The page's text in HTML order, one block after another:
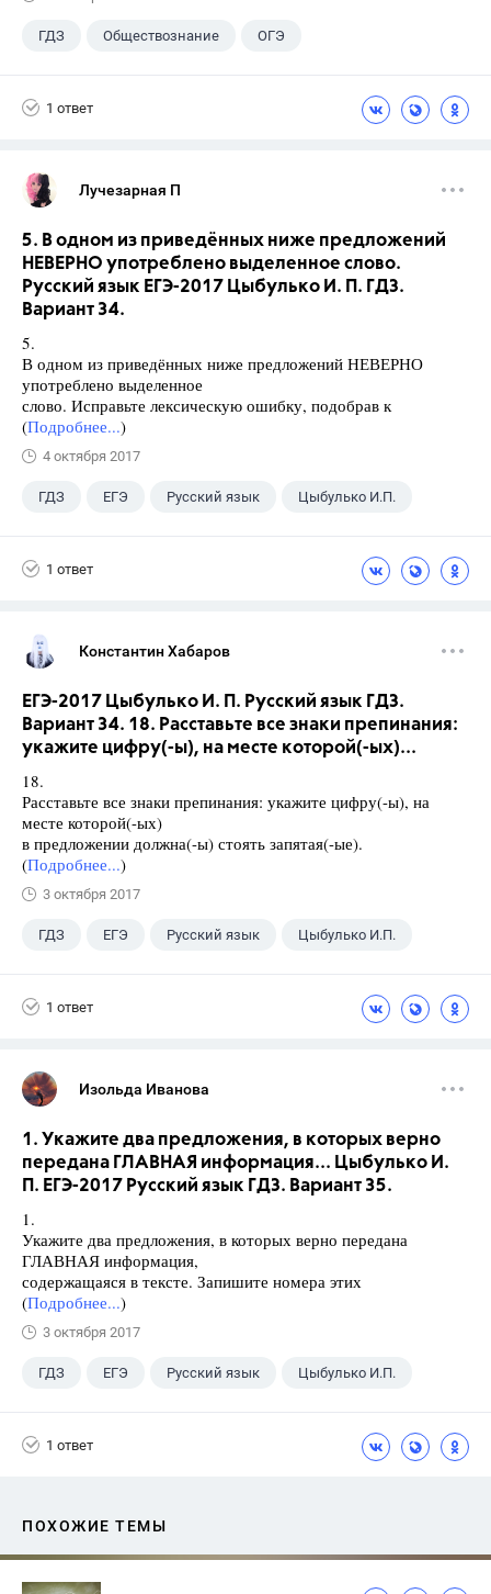
ГДЗ Обществознание ОГЭ
1 ответ
Лучезарная П
5. В одном из приведённых ниже предложений
НЕВЕРНО употреблено выделенное слово.
Русский язык ЕГЭ-2017 Цыбулько И. П. ГДЗ.
Вариант 34.
5.
В одном из приведённых ниже предложений НЕВЕРНО
употреблено выделенное
слово. Исправьте лексическую ошибку, подобрав к
(Подробнее...)
4 октября 2017
ГДЗ ЕГЭ Русский язык Цыбулько И.П.
1 ответ
Константин Хабаров
ЕГЭ-2017 Цыбулько И. П. Русский язык ГДЗ.
Вариант 34. 18. Расставьте все знаки препинания:
укажите цифру(-ы), на месте которой(-ых)...
18.
Расставьте все знаки препинания: укажите цифру(-ы), на
месте которой(-ых)
в предложении должна(-ы) стоять запятая(-ые).
(Подробнее...)
3 октября 2017
ГДЗ ЕГЭ Русский язык Цыбулько И.П.
1 ответ
Изольда Иванова
1. Укажите два предложения, в которых верно
передана ГЛАВНАЯ информация... Цыбулько И.
П. ЕГЭ-2017 Русский язык ГДЗ. Вариант 35.
1.
Укажите два предложения, в которых верно передана
ГЛАВНАЯ информация,
содержащаяся в тексте. Запишите номера этих
(Подробнее...)
3 октября 2017
ГДЗ ЕГЭ Русский язык Цыбулько И.П.
1 ответ
ПОХОЖИЕ ТЕМЫ